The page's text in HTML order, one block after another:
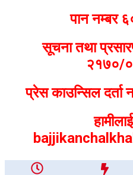
पान नम्बर
सूचना तथा
२१७०/
प्रेस काउन्सिल